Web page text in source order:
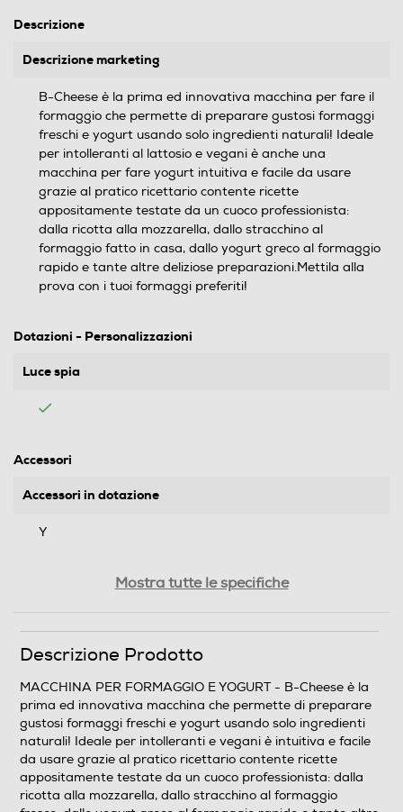
Descrizione
Descrizione marketing
B-Cheese è la prima ed innovativa macchina per fare il
formaggio che permette di preparare gustosi formaggi
freschi e yogurt usando solo ingredienti naturali! Ideale
per intolleranti al lattosio e vegani è anche una
macchina per fare yogurt intuitiva e facile da usare
grazie al pratico ricettario contente ricette
appositamente testate da un cuoco professionista:
dalla ricotta alla mozzarella, dallo stracchino al
formaggio fatto in casa, dallo yogurt greco al formaggio
rapido e tante altre deliziose preparazioni.Mettila alla
prova con i tuoi formaggi preferiti!
Dotazioni - Personalizzazioni
Luce spia
Accessori
Accessori in dotazione
Y
Dimensioni - Peso
210
Larghezza-mm
210
Profondità-mm
240
Mostra tutte le specifiche
Descrizione Prodotto
MACCHINA PER FORMAGGIO E YOGURT - B-Cheese è la
prima ed innovativa macchina che permette di preparare
gustosi formaggi freschi e yogurt usando solo ingredienti
naturali! Ideale per intolleranti e vegani è intuitiva e facile
da usare grazie al pratico ricettario contente ricette
appositamente testate da un cuoco professionista: dalla
ricotta alla mozzarella, dallo stracchino al formaggio